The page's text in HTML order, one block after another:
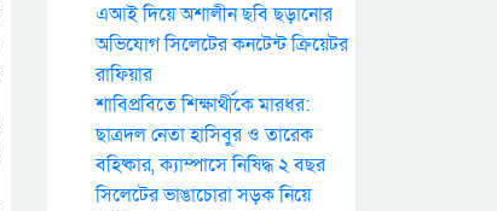
এআই দিয়ে অশালীন ছবি ছড়ানোর
অভিযোগ সিলেটের কনটেন্ট ক্রিয়েটর
রাফিয়ার
শাবিপ্রবিতে শিক্ষার্থীকে মারধর:
ছাত্রদল নেতা হাসিবুর ও তারেক
বহিষ্কার, ক্যাম্পাসে নিষিদ্ধ ২ বছর
সিলেটের ভাঙাচোরা সড়ক নিয়ে